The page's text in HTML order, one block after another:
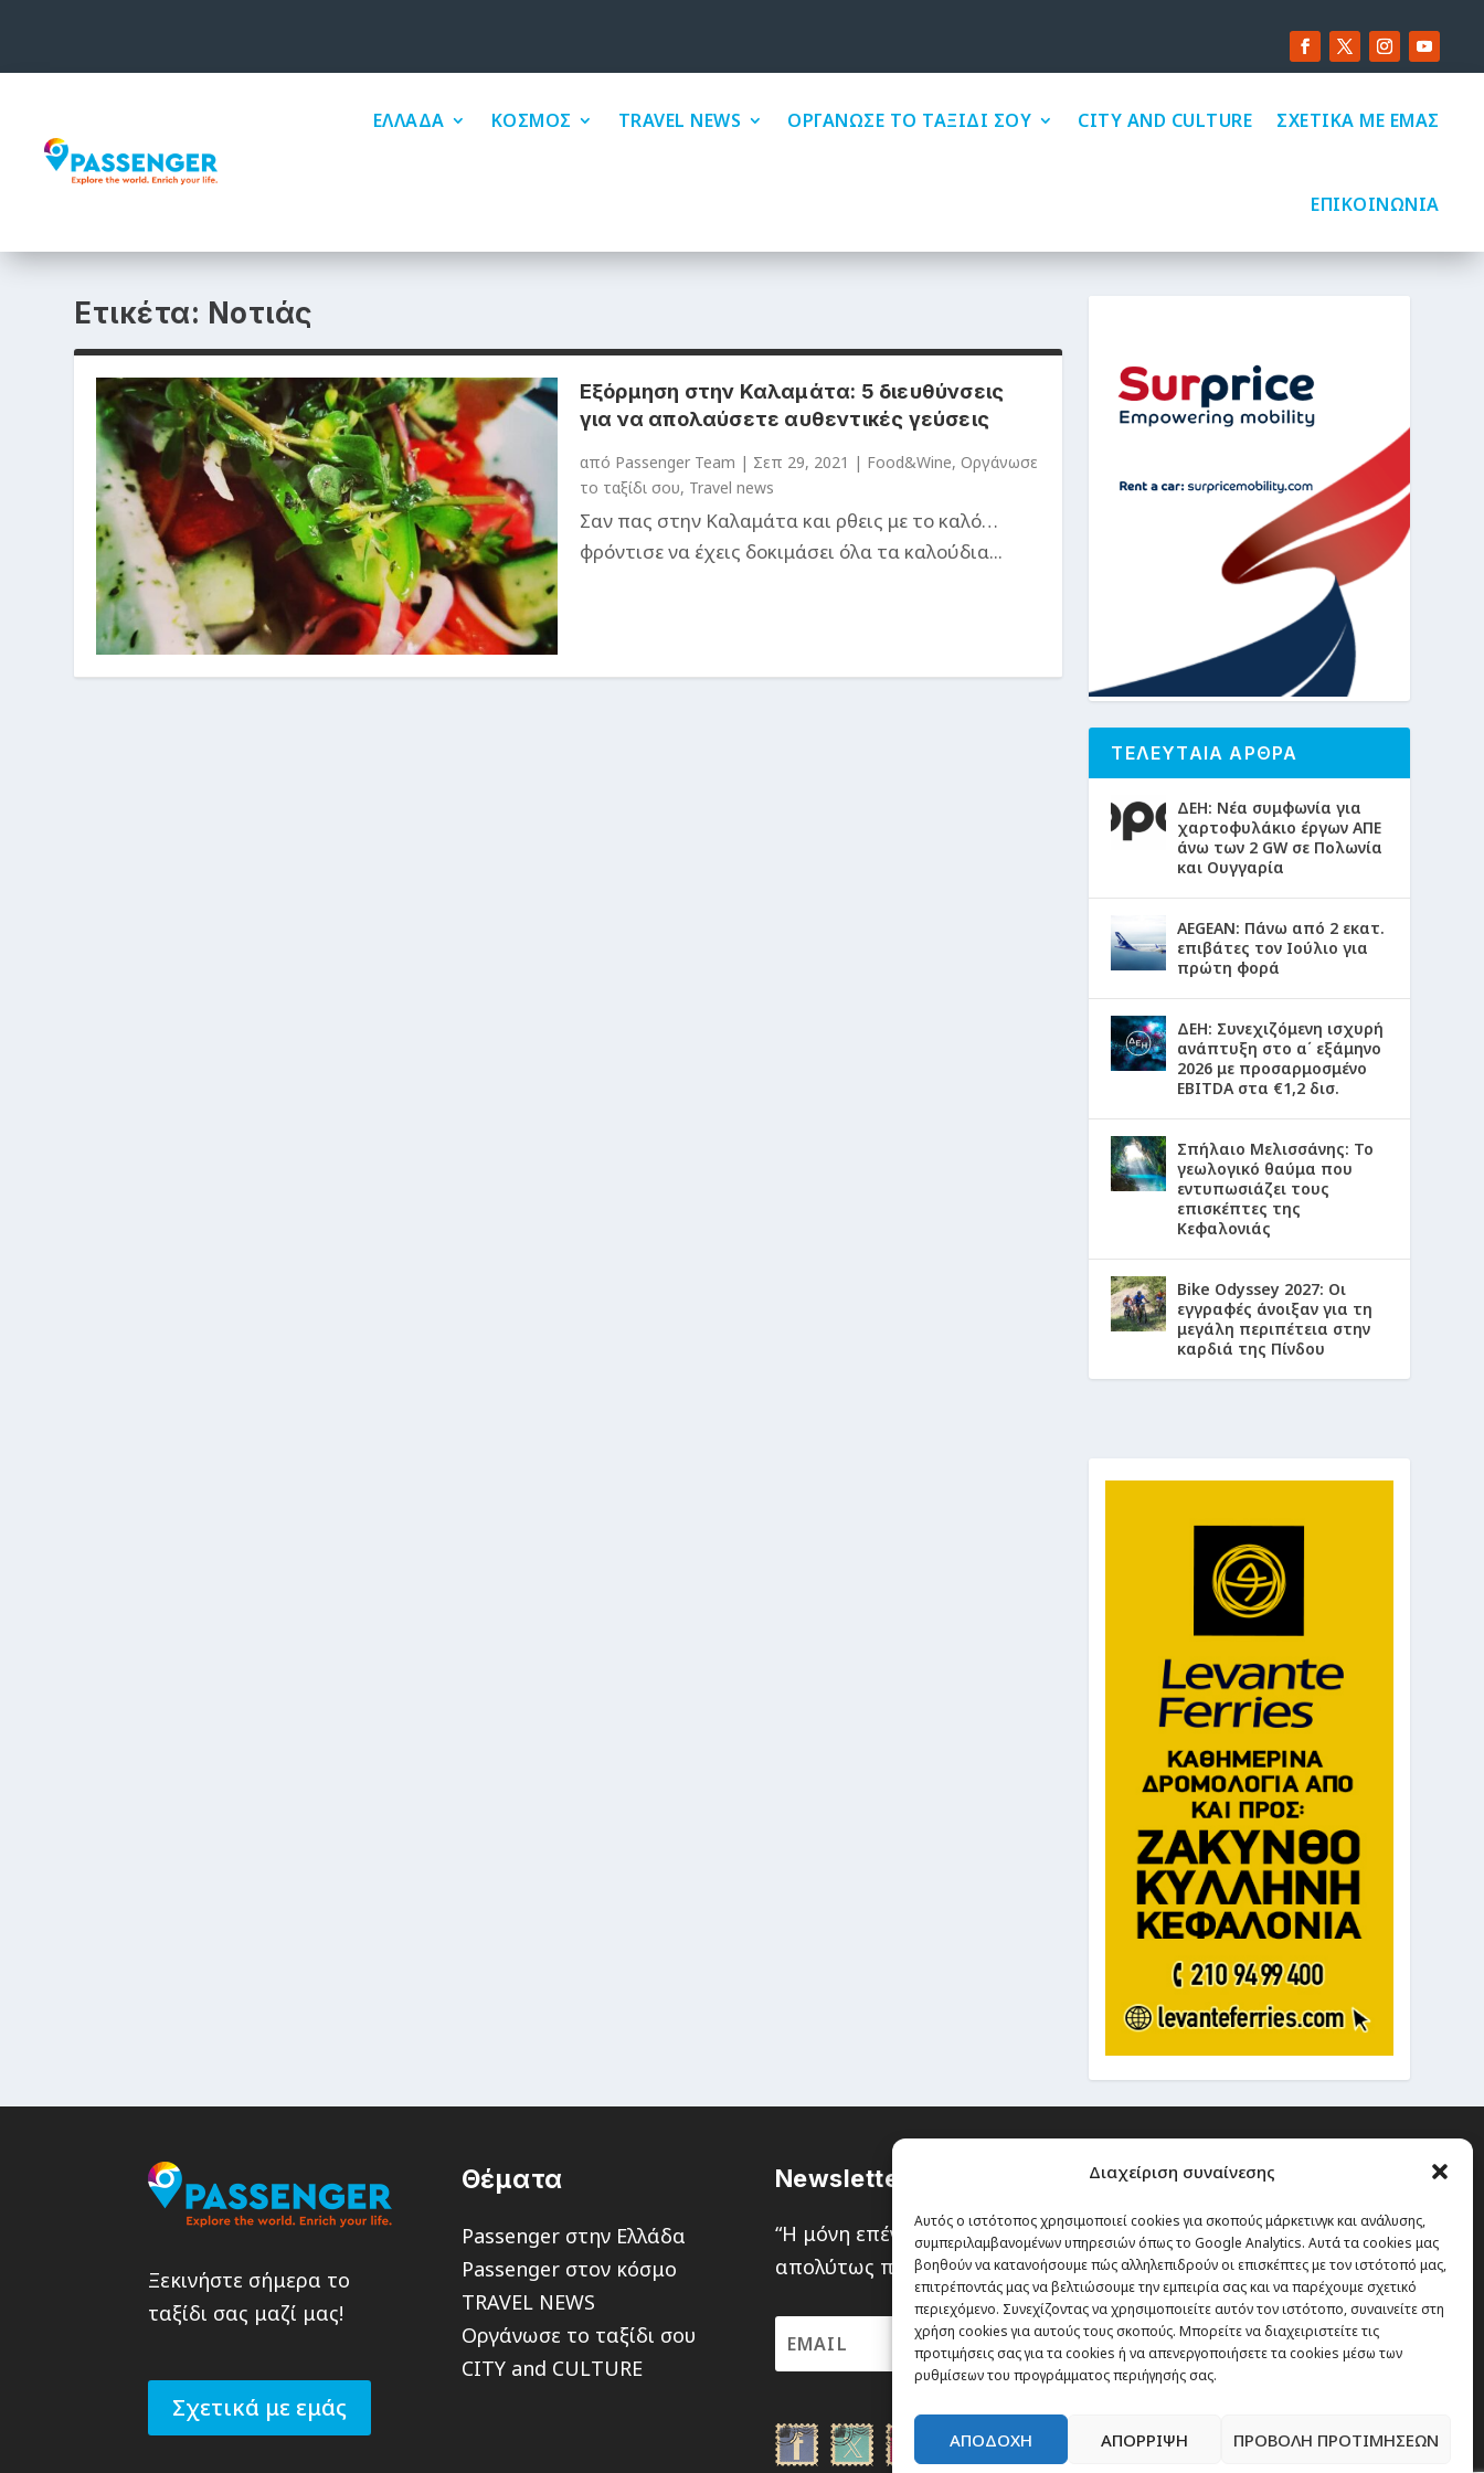
Διαχείριση συναίνεσης
Αυτός ο ιστότοπος χρησιμοποιεί cookies για σκοπούς μάρκετινγκ και ανάλυσης,
συμπεριλαμβανομένων υπηρεσιών όπως το Google Analytics. Αυτά τα cookies μας
βοηθούν να κατανοήσουμε πώς αλληλεπιδρούν οι επισκέπτες με τον ιστότοπό μας,
επιτρέποντάς μας να βελτιώσουμε την εμπειρία σας και να παρέχουμε σχετικό
περιεχόμενο. Συνεχίζοντας να χρησιμοποιείτε αυτόν τον ιστότοπο, συναινείτε στη
χρήση cookies για αυτούς τους σκοπούς. Μπορείτε να διαχειριστείτε τις
προτιμήσεις σας για τα cookies ή να απενεργοποιήσετε τα cookies μέσω των
ρυθμίσεων του προγράμματος περιήγησής σας.
ΑΠΟΔΟΧΗ ΑΠΟΡΡΙΨΗ ΠΡΟΒΟΛΗ ΠΡΟΤΙΜΗΣΕΩΝ
ΕΛΛΑΔΑ ΚΟΣΜΟΣ TRAVEL NEWS ΟΡΓΑΝΩΣΕ ΤΟ ΤΑΞΙΔΙ ΣΟΥ CITY AND CULTURE ΣΧΕΤΙΚΑ ΜΕ ΕΜΑΣ
ΕΠΙΚΟΙΝΩΝΙΑ
Ετικέτα: Νοτιάς
Εξόρμηση στην Καλαμάτα: 5 διευθύνσεις
για να απολαύσετε αυθεντικές γεύσεις
από Passenger Team | Σεπ 29, 2021 | Food&Wine, Oργάνωσε
το ταξίδι σου, Travel news
Σαν πας στην Καλαμάτα και ρθεις με το καλό…
φρόντισε να έχεις δοκιμάσει όλα τα καλούδια...
ΤΕΛΕΥΤΑΙΑ ΑΡΘΡΑ
ΔΕΗ: Νέα συμφωνία για
χαρτοφυλάκιο έργων ΑΠΕ
άνω των 2 GW σε Πολωνία
και Ουγγαρία
AEGEAN: Πάνω από 2 εκατ.
επιβάτες τον Ιούλιο για
πρώτη φορά
ΔΕΗ: Συνεχιζόμενη ισχυρή
ανάπτυξη στο α΄ εξάμηνο
2026 με προσαρμοσμένο
EBITDA στα €1,2 δισ.
Σπήλαιο Μελισσάνης: Το
γεωλογικό θαύμα που
εντυπωσιάζει τους
επισκέπτες της
Κεφαλονιάς
Bike Odyssey 2027: Οι
εγγραφές άνοιξαν για τη
μεγάλη περιπέτεια στην
καρδιά της Πίνδου
Ξεκινήστε σήμερα το
ταξίδι σας μαζί μας!
Σχετικά με εμάς
Θέματα
Passenger στην Ελλάδα
Passenger στον κόσμο
TRAVEL NEWS
Οργάνωσε το ταξίδι σου
CITY and CULTURE
Newsletter
“H μόνη επένδυση από την οποία δεν έχεις καμία
απολύτως πιθανότητα να χάσεις, είναι τα ταξίδια.”
Εγγραφή